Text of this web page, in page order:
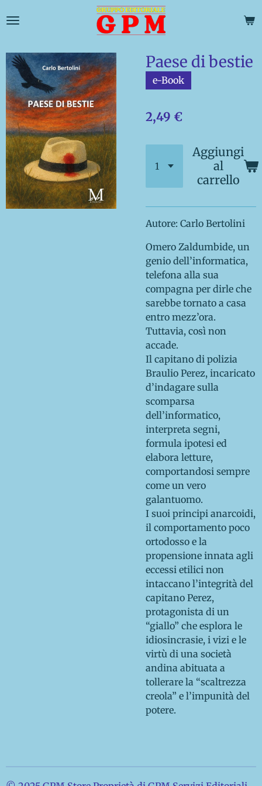
al
principale
Paese di bestie
e-Book
2,49 €
Aggiungi
al
carrello
Autore: Carlo Bertolini
Omero Zaldumbide, un
genio dell’informatica,
telefona alla sua
compagna per dirle che
sarebbe tornato a casa
entro mezz’ora.
Tuttavia, così non
accade.
Il capitano di polizia
Braulio Perez, incaricato
d’indagare sulla
scomparsa
dell’informatico,
interpreta segni,
formula ipotesi ed
elabora letture,
comportandosi sempre
come un vero
galantuomo.
I suoi principi anarcoidi,
il comportamento poco
ortodosso e la
propensione innata agli
eccessi etilici non
intaccano l’integrità del
capitano Perez,
protagonista di un
“giallo” che esplora le
idiosincrasie, i vizi e le
virtù di una società
andina abituata a
tollerare la “scaltrezza
creola” e l’impunità del
potere.